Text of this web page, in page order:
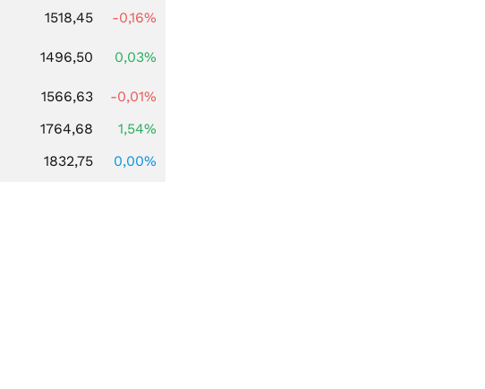
1518,45
-0,16%
1496,50 0,03%
1566,63
-0,01%
1764,68
1,54%
1832,75 0,00%